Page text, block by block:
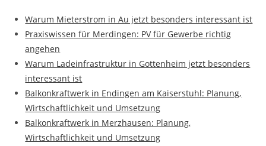
Warum Mieterstrom in Au jetzt besonders interessant ist
Praxiswissen für Merdingen: PV für Gewerbe richtig
angehen
Warum Ladeinfrastruktur in Gottenheim jetzt besonders
interessant ist
Balkonkraftwerk in Endingen am Kaiserstuhl: Planung,
Wirtschaftlichkeit und Umsetzung
Balkonkraftwerk in Merzhausen: Planung,
Wirtschaftlichkeit und Umsetzung